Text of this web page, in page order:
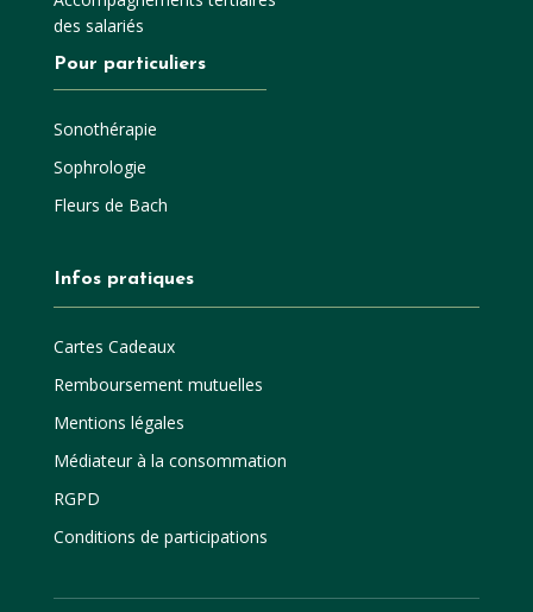
des salariés
Pour particuliers
Sonothérapie
Sophrologie
Fleurs de Bach
Infos pratiques
Cartes Cadeaux
Remboursement mutuelles
Mentions légales
Médiateur à la consommation
RGPD
Conditions de participations